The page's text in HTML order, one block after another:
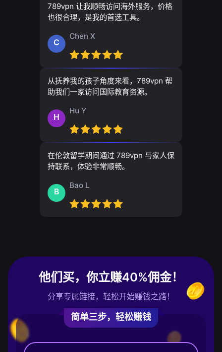
789vpn 让我顺畅访问海外服务，价格
也很合理，是我的首选工具。
C
Chen X
从抚养我的孩子角度来看，789vpn 帮
助我们一家访问国际教育资源。
H
Hu Y
在伦敦留学期间通过 789vpn 与家人保
持联系，体验非常顺畅。
B
Bao L
他们买，你立赚40%佣金！
分享专属链接，轻松开始赚钱之路！
简单三步，轻松赚钱